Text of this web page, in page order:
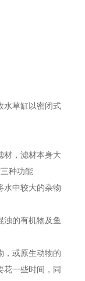
水草缸以密闭式
材，滤材本身大
种功能
中较大的杂物
的有机物及鱼
或原生动物的
花一些时间，同